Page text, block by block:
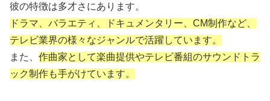
彼の特徴は多才さにあります。
ドラマ、バラエティ、ドキュメンタリー、CM制作など、
テレビ業界の様々なジャンルで活躍しています。
また、 作曲家として楽曲提供やテレビ番組のサウンドトラ
ック制作も手がけています。